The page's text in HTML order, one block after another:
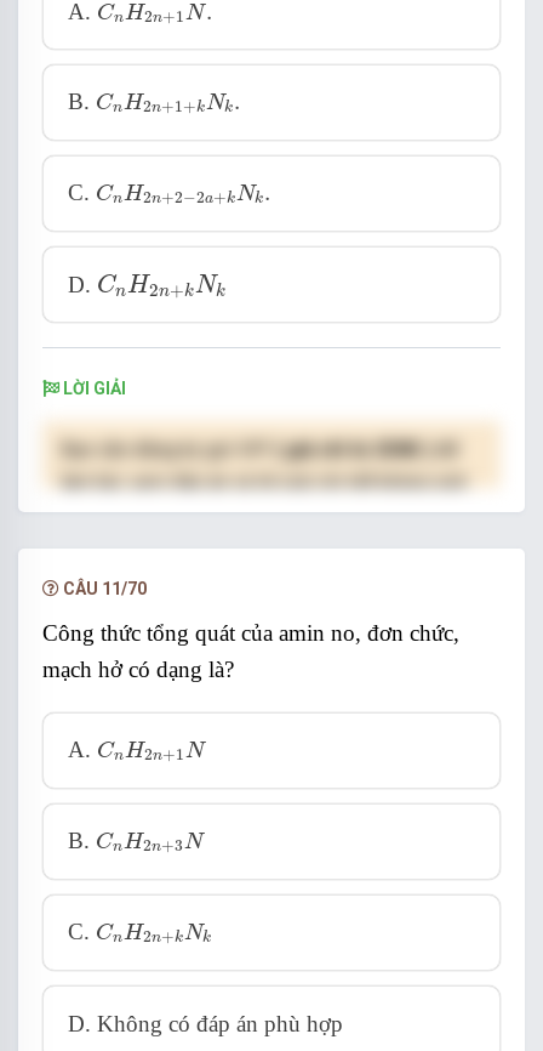
A. Cn H2n+1 N.
B. Cn H2n+1+k Nk.
Cn H2 kN
C. Cn H2n+2−2a+k Nk.
Cn H2 kN
D. CnH2n+kNk
Cn H2 kN
LỜI GIẢI
( giá chỉ từ 250K )
hạn.
CÂU 11/70
Công thức tổng quát của amin no, đơn chức,
mạch hở có dạng là?
A. Cn H2n+1 N
Cn H2 1N
B. Cn H2n+3N
Cn H2 3N
C. Cn H2n+k Nk
Cn H2 kN
D. Không có đáp án phù hợp